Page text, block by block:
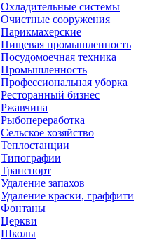
Охладительные системы
Очистные сооружения
Парикмахерские
Пищевая промышленность
Посудомоечная техника
Промышленность
Профессиональная уборка
Ресторанный бизнес
Ржавчина
Рыбопереработка
Сельское хозяйство
Теплостанции
Типографии
Транспорт
Удаление запахов
Удаление краски, граффити
Фонтаны
Церкви
Школы